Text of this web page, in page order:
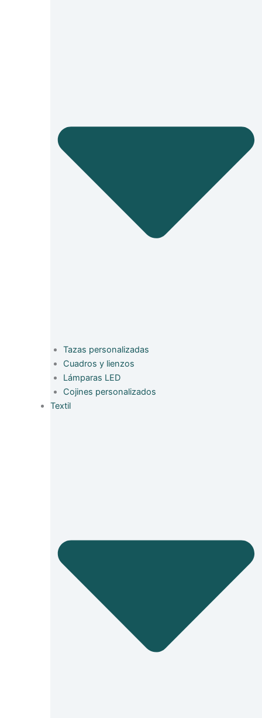
Tazas personalizadas
Cuadros y lienzos
Lámparas LED
Cojines personalizados
Textil